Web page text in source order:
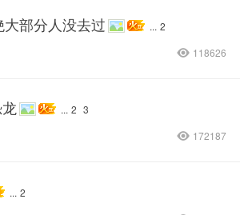
大部分人没去过 ... 2
118626
... 2 3
172187
... 2